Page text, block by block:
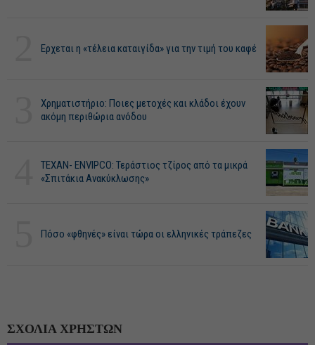
Ερχεται η «τέλεια καταιγίδα» για την τιμή του καφέ
Χρηματιστήριο: Ποιες μετοχές και κλάδοι έχουν
ακόμη περιθώρια ανόδου
ΤΕΧΑΝ- ENVIPCO: Τεράστιος τζίρος από τα μικρά
«Σπιτάκια Ανακύκλωσης»
Πόσο «φθηνές» είναι τώρα οι ελληνικές τράπεζες
ΣΧΟΛΙΑ ΧΡΗΣΤΩΝ